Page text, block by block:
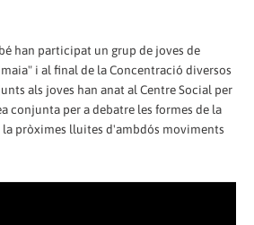
han participat un grup de joves de
i al final de la Concentració diversos
als joves han anat al Centre Social per
conjunta per a debatre les formes de la
pròximes lluites d'ambdós moviments